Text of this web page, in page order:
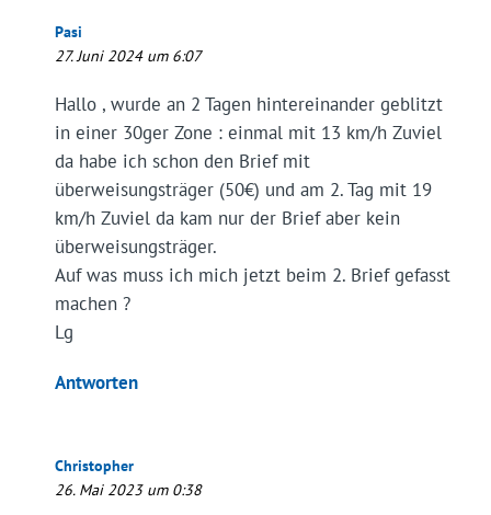
Pasi
27. Juni 2024 um 6:07
Hallo , wurde an 2 Tagen hintereinander geblitzt
in einer 30ger Zone : einmal mit 13 km/h Zuviel
da habe ich schon den Brief mit
überweisungsträger (50€) und am 2. Tag mit 19
km/h Zuviel da kam nur der Brief aber kein
überweisungsträger.
Auf was muss ich mich jetzt beim 2. Brief gefasst
machen ?
Lg
Antworten
Christopher
26. Mai 2023 um 0:38